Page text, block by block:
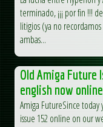
terminado, ¡¡¡ por fin !!!
litigios (ya no
ambas...
Old Amiga Future
english now online
Amiga FutureSince
issue 152 online on our